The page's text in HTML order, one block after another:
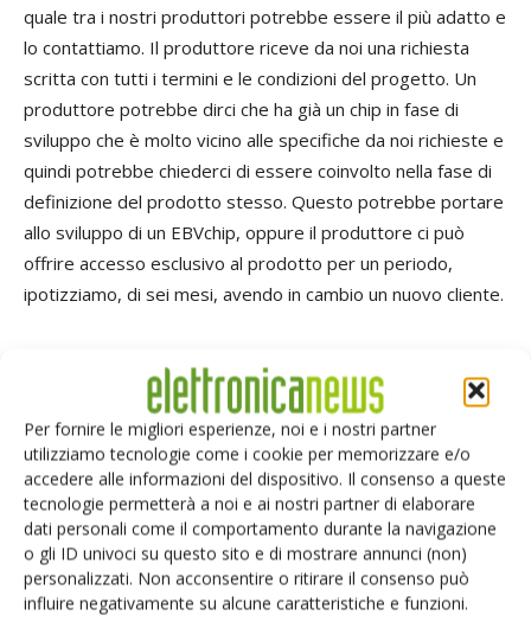
Per fornire le migliori esperienze, noi e i nostri partner
utilizziamo tecnologie come i cookie per memorizzare e/o
accedere alle informazioni del dispositivo. Il consenso a queste
tecnologie permetterà a noi e ai nostri partner di elaborare
dati personali come il comportamento durante la navigazione
o gli ID univoci su questo sito e di mostrare annunci (non)
personalizzati. Non acconsentire o ritirare il consenso può
influire negativamente su alcune caratteristiche e funzioni.
quale tra i nostri produttori potrebbe essere il più adatto e
lo contattiamo. Il produttore riceve da noi una richiesta
scritta con tutti i termini e le condizioni del progetto. Un
produttore potrebbe dirci che ha già un chip in fase di
sviluppo che è molto vicino alle specifiche da noi richieste e
quindi potrebbe chiederci di essere coinvolto nella fase di
definizione del prodotto stesso. Questo potrebbe portare
allo sviluppo di un EBVchip, oppure il produttore ci può
offrire accesso esclusivo al prodotto per un periodo,
ipotizziamo, di sei mesi, avendo in cambio un nuovo cliente.
In caso di un autentico EBVchips, noi paghiamo tutto - e ciò
significa che ci riserviamo tutti i diritti relativi per un tempo
indeterminato. Il periodo di esclusività dipende dal nostro
investimento. Ogni EBVchips è unico. Se copriamo tutte le
spese, ci aspettiamo di mantenere tutti i diritti globali. Se
sosteniamo alcuni dei costi NRE (Non-Recurring
Engineering), possiamo permettere al produttore di
fornire il prodotto ai suoi clienti diretti e/o nessun altro